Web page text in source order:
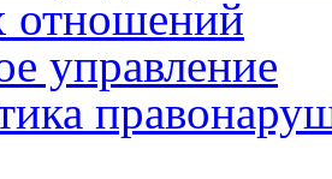
отношений
управление